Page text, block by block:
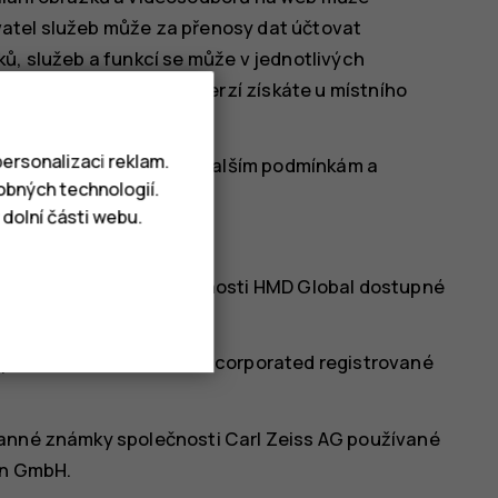
služeb může za přenosy dat účtovat
služeb a funkcí se může v jednotlivých
jazykových verzí získáte u místního
na síti a podléhat dalším podmínkám a
údajů společnosti HMD Global dostupné
Qualcomm Incorporated registrované
známky společnosti Carl Zeiss AG používané
GmbH.
reklam.
technologií.
části webu.